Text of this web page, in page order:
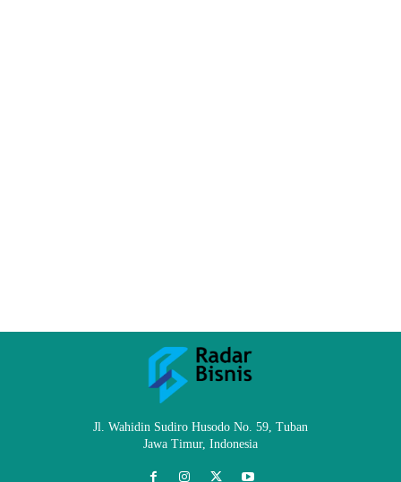
Jl. Wahidin Sudiro Husodo No. 59, Tuban
Jawa Timur, Indonesia